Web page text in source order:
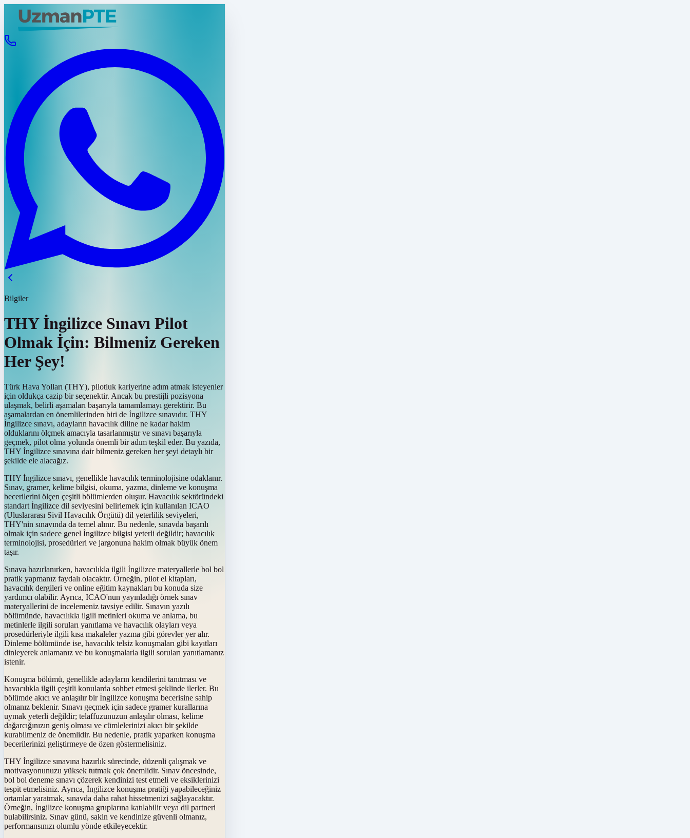
Bilgiler
THY İngilizce Sınavı Pilot
Olmak İçin: Bilmeniz Gereken
Her Şey!
Türk Hava Yolları (THY), pilotluk kariyerine adım atmak isteyenler
için oldukça cazip bir seçenektir. Ancak bu prestijli pozisyona
ulaşmak, belirli aşamaları başarıyla tamamlamayı gerektirir. Bu
aşamalardan en önemlilerinden biri de İngilizce sınavıdır. THY
İngilizce sınavı, adayların havacılık diline ne kadar hakim
olduklarını ölçmek amacıyla tasarlanmıştır ve sınavı başarıyla
geçmek, pilot olma yolunda önemli bir adım teşkil eder. Bu yazıda,
THY İngilizce sınavına dair bilmeniz gereken her şeyi detaylı bir
şekilde ele alacağız.
THY İngilizce sınavı, genellikle havacılık terminolojisine odaklanır.
Sınav, gramer, kelime bilgisi, okuma, yazma, dinleme ve konuşma
becerilerini ölçen çeşitli bölümlerden oluşur. Havacılık sektöründeki
standart İngilizce dil seviyesini belirlemek için kullanılan ICAO
(Uluslararası Sivil Havacılık Örgütü) dil yeterlilik seviyeleri,
THY'nin sınavında da temel alınır. Bu nedenle, sınavda başarılı
olmak için sadece genel İngilizce bilgisi yeterli değildir; havacılık
terminolojisi, prosedürleri ve jargonuna hakim olmak büyük önem
taşır.
Sınava hazırlanırken, havacılıkla ilgili İngilizce materyallerle bol bol
pratik yapmanız faydalı olacaktır. Örneğin, pilot el kitapları,
havacılık dergileri ve online eğitim kaynakları bu konuda size
yardımcı olabilir. Ayrıca, ICAO'nun yayınladığı örnek sınav
materyallerini de incelemeniz tavsiye edilir. Sınavın yazılı
bölümünde, havacılıkla ilgili metinleri okuma ve anlama, bu
metinlerle ilgili soruları yanıtlama ve havacılık olayları veya
prosedürleriyle ilgili kısa makaleler yazma gibi görevler yer alır.
Dinleme bölümünde ise, havacılık telsiz konuşmaları gibi kayıtları
dinleyerek anlamanız ve bu konuşmalarla ilgili soruları yanıtlamanız
istenir.
Konuşma bölümü, genellikle adayların kendilerini tanıtması ve
havacılıkla ilgili çeşitli konularda sohbet etmesi şeklinde ilerler. Bu
bölümde akıcı ve anlaşılır bir İngilizce konuşma becerisine sahip
olmanız beklenir. Sınavı geçmek için sadece gramer kurallarına
uymak yeterli değildir; telaffuzunuzun anlaşılır olması, kelime
dağarcığınızın geniş olması ve cümlelerinizi akıcı bir şekilde
kurabilmeniz de önemlidir. Bu nedenle, pratik yaparken konuşma
becerilerinizi geliştirmeye de özen göstermelisiniz.
THY İngilizce sınavına hazırlık sürecinde, düzenli çalışmak ve
motivasyonunuzu yüksek tutmak çok önemlidir. Sınav öncesinde,
bol bol deneme sınavı çözerek kendinizi test etmeli ve eksiklerinizi
tespit etmelisiniz. Ayrıca, İngilizce konuşma pratiği yapabileceğiniz
ortamlar yaratmak, sınavda daha rahat hissetmenizi sağlayacaktır.
Örneğin, İngilizce konuşma gruplarına katılabilir veya dil partneri
bulabilirsiniz. Sınav günü, sakin ve kendinize güvenli olmanız,
performansınızı olumlu yönde etkileyecektir.